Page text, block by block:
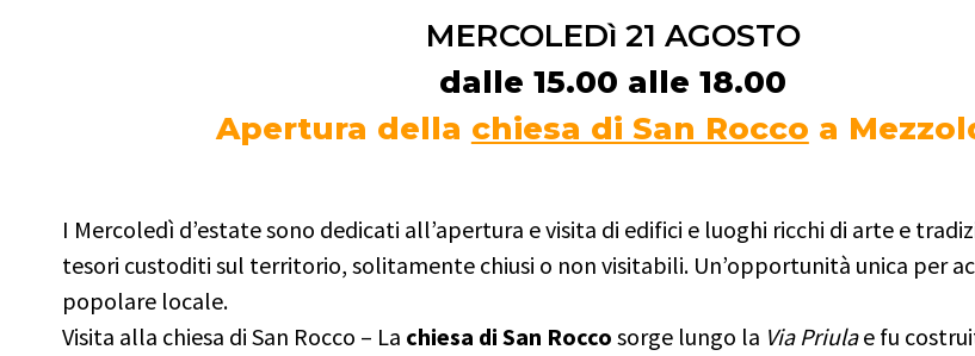
MERCOLEDì 21 AGOSTO
dalle 15.00 alle 18.00
Apertura della chiesa di San Rocco a
I Mercoledì d’estate sono dedicati all’apertura e visita di edifici e luoghi ricchi di arte e
tesori custoditi sul territorio, solitamente chiusi o non visitabili. Un’opportunità unica per
popolare locale.
Visita alla chiesa di San Rocco – La chiesa di San Rocco sorge lungo la Via Priulae fu